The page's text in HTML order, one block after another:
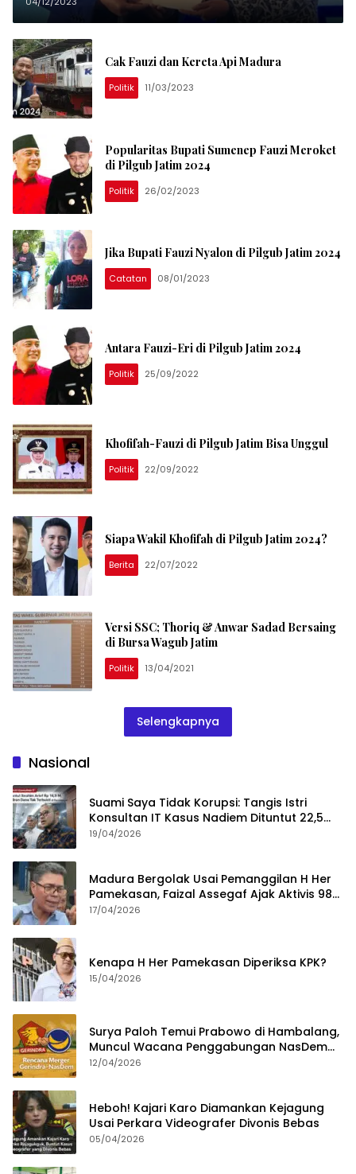
Cak Fauzi dan Kereta Api Madura
Politik 11/03/2023
Popularitas Bupati Sumenep Fauzi Meroket
di Pilgub Jatim 2024
Politik 26/02/2023
Jika Bupati Fauzi Nyalon di Pilgub Jatim 2024
Catatan 08/01/2023
Antara Fauzi-Eri di Pilgub Jatim 2024
Politik 25/09/2022
Khofifah-Fauzi di Pilgub Jatim Bisa Unggul
Politik 22/09/2022
Siapa Wakil Khofifah di Pilgub Jatim 2024?
Berita 22/07/2022
Versi SSC; Thoriq & Anwar Sadad Bersaing
di Bursa Wagub Jatim
Politik 13/04/2021
Selengkapnya
Nasional
Suami Saya Tidak Korupsi: Tangis Istri
Konsultan IT Kasus Nadiem Dituntut 22,5
Tahun
19/04/2026
Madura Bergolak Usai Pemanggilan H Her
Pamekasan, Faizal Assegaf Ajak Aktivis 98
Bongkar Permainan KPK
17/04/2026
Kenapa H Her Pamekasan Diperiksa KPK?
15/04/2026
Surya Paloh Temui Prabowo di Hambalang,
Muncul Wacana Penggabungan NasDem
dan Gerindra
12/04/2026
Heboh! Kajari Karo Diamankan Kejagung
Usai Perkara Videografer Divonis Bebas
05/04/2026